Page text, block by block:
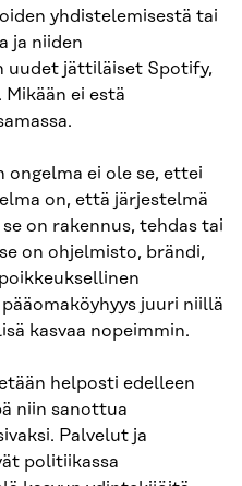
yhdistelemisestä tai
ja niiden
uudet jättiläiset Spotify,
ei estä
ongelma ei ole se, ettei
on, että järjestelmä
on rakennus, tehdas tai
on ohjelmisto, brändi,
juuri niillä
kasvaa nopeimmin.
helposti edelleen
niin sanottua
Palvelut ja
politiikassa